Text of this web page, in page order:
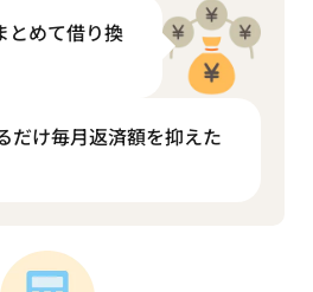
とめて借り換
だけ毎月返済額を抑えた